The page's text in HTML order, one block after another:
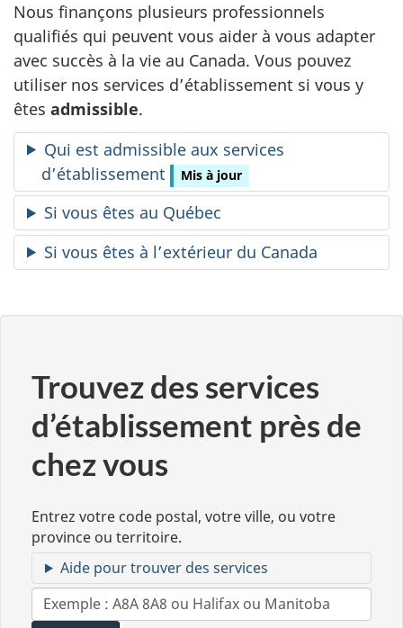
Nous finançons plusieurs professionnels
qualifiés qui peuvent vous aider à vous adapter
avec succès à la vie au Canada. Vous pouvez
utiliser nos services d’établissement si vous y
êtes admissible.
Qui est admissible aux services
d’établissement
Mis à jour
Si vous êtes au Québec
Si vous êtes à l’extérieur du Canada
Trouvez des services
d’établissement près de
chez vous
Entrez votre code postal, votre ville, ou votre
province ou territoire.
Aide pour trouver des services